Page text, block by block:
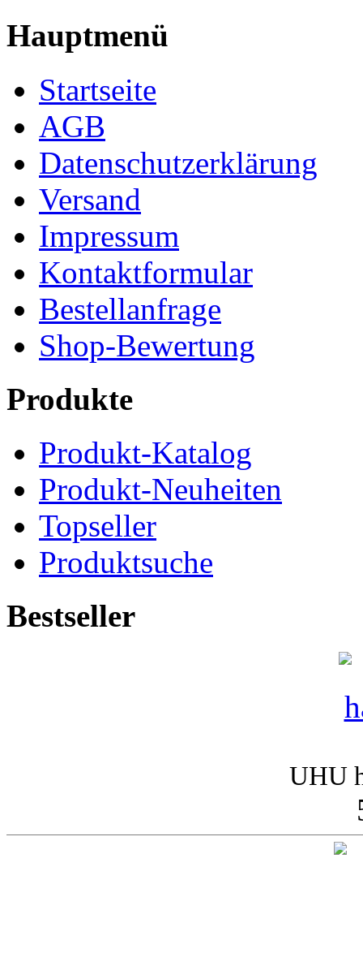
Hauptmenü
Startseite
AGB
Datenschutzerklärung
Versand
Impressum
Kontaktformular
Bestellanfrage
Shop-Bewertung
Produkte
Produkt-Katalog
Produkt-Neuheiten
Topseller
Produktsuche
Bestseller
UHU